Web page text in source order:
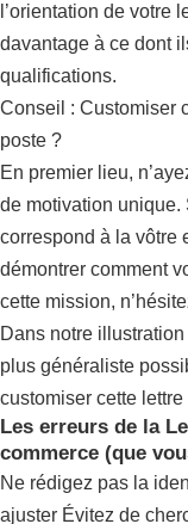
l’orientation de votre
davantage à ce dont
qualifications.
Conseil : Customiser
poste ?
En premier lieu,
de motivation unique.
correspond à la vôtre
démontrer comment
cette mission,
Dans notre
plus généraliste
customiser cette
Les erreurs de la
commerce (que
Ne rédigez pas la
ajuster Évitez de